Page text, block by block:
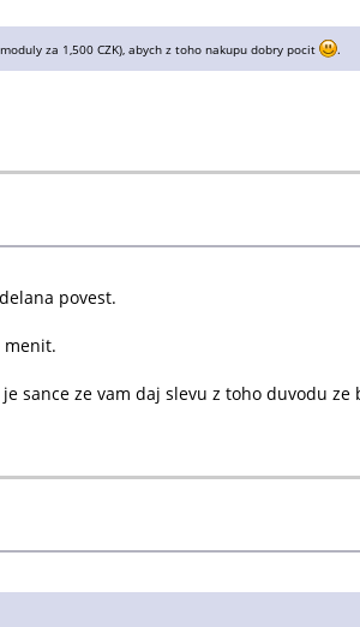
za 1,500 CZK), abych z toho nakupu dobry pocit .
povest.
menit.
sance ze vam daj slevu z toho duvodu